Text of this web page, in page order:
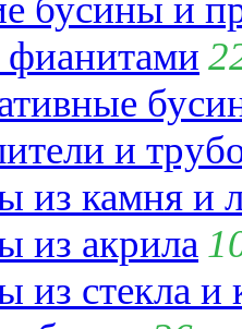
и
из камня и
из акрила
из стекла и